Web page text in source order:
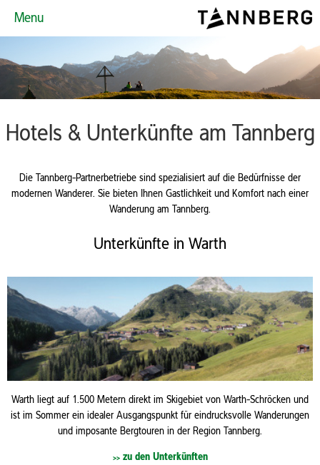
Menu
Hotels & Unterkünfte am Tannberg
Die Tannberg-Partnerbetriebe sind spezialisiert auf die Bedürfnisse der
modernen Wanderer. Sie bieten Ihnen Gastlichkeit und Komfort nach einer
Wanderung am Tannberg.
Unterkünfte in Warth
Warth liegt auf 1.500 Metern direkt im Skigebiet von Warth-Schröcken und
ist im Sommer ein idealer Ausgangspunkt für eindrucksvolle Wanderungen
und imposante Bergtouren in der Region Tannberg.
>> zu den Unterkünften